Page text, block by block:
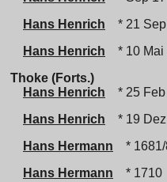
Hans Henrich
* 21
Hans Henrich
* 10 Mai
Thoke (Forts.)
Hans Henrich
* 25
Hans Henrich
* 19
Hans Hermann
*
Hans Hermann
* 1710